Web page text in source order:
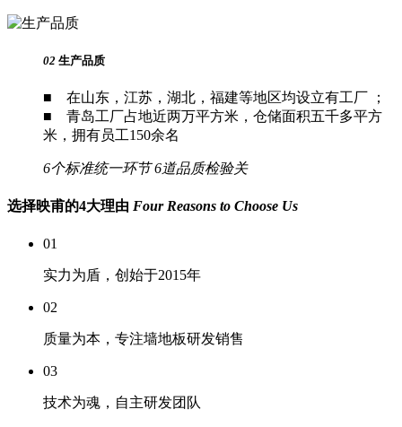
02 生产品质
■ 在山东，江苏，湖北，福建等地区均设立有工厂 ；
■ 青岛工厂占地近两万平方米，仓储面积五千多平方
米，拥有员工150余名
6个标准统一环节 6道品质检验关
选择映甫的4大理由 Four Reasons to Choose Us
01
实力为盾，创始于2015年
02
质量为本，专注墙地板研发销售
03
技术为魂，自主研发团队